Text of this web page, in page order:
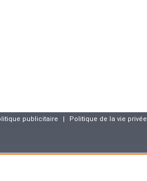
publicitaire | Politique de la vie privée